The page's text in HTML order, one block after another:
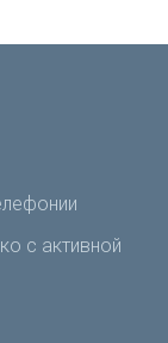
с активной